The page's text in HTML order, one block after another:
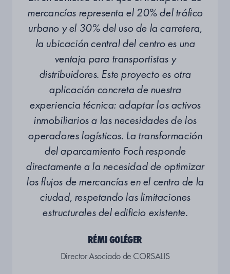
mercancías representa el 20% del tráfico
urbano y el 30% del uso de la carretera,
la ubicación central del centro es una
ventaja para transportistas y
distribuidores. Este proyecto es otra
aplicación concreta de nuestra
experiencia técnica: adaptar los activos
inmobiliarios a las necesidades de los
operadores logísticos. La transformación
del aparcamiento Foch responde
directamente a la necesidad de optimizar
los flujos de mercancías en el centro de la
ciudad, respetando las limitaciones
estructurales del edificio existente.
RÉMI GOLÉGER
Director Asociado de CORSALIS